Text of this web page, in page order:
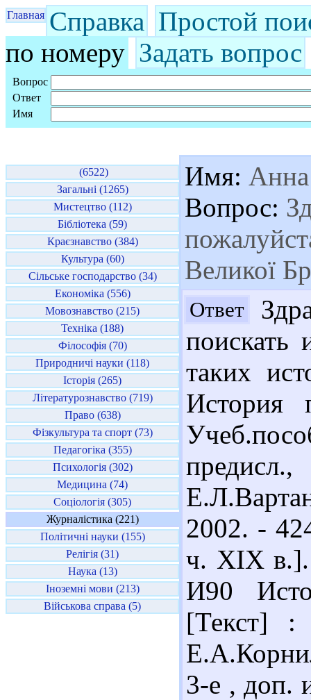
Главная Справка Простой
по номеру Задать вопрос
Вопрос
Ответ
Имя
(6522)
Загальні (1265)
Мистецтво (112)
Бібліотека (59)
Краєзнавство (384)
Культура (60)
Сільське господарство (34)
Економіка (556)
Мовознавство (215)
Техніка (188)
Філософія (70)
Природничі науки (118)
Історія (265)
Літературознавство (719)
Право (638)
Фізкультура та спорт (73)
Педагогіка (355)
Психологія (302)
Медицина (74)
Соціологія (305)
Журналістика (221)
Політичні науки (155)
Релігія (31)
Наука (13)
Іноземні мови (213)
Військова справа (5)
Имя: Анна
Вопрос:
Великої
Ответ
таких
История
2002. -
ч. XIX
И90
[Текст] :
3-е , доп.